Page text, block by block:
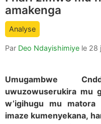
count
is:
amakenga
Analyse
Par Deo Ndayishimiye le 28
Umugambwe
uwuzowuserukira mu
w’igihugu mu matora
imaze kumenyekana,